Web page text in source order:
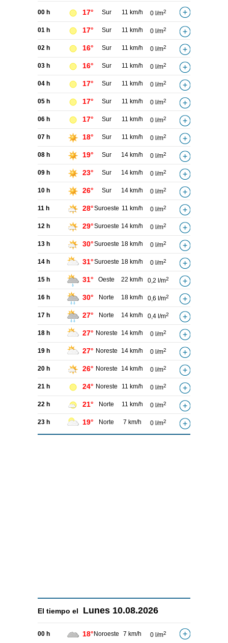
00 h 17° Sur 11 km/h 0 l/m2
01 h 17° Sur 11 km/h 0 l/m2
02 h 16° Sur 11 km/h 0 l/m2
03 h 16° Sur 11 km/h 0 l/m2
04 h 17° Sur 11 km/h 0 l/m2
05 h 17° Sur 11 km/h 0 l/m2
06 h 17° Sur 11 km/h 0 l/m2
07 h 18° Sur 11 km/h 0 l/m2
08 h 19° Sur 14 km/h 0 l/m2
09 h 23° Sur 14 km/h 0 l/m2
10 h 26° Sur 14 km/h 0 l/m2
11 h 28°Suroeste 11 km/h 0 l/m2
12 h 29°Suroeste 14 km/h 0 l/m2
13 h 30°Suroeste 18 km/h 0 l/m2
14 h 31°Suroeste 18 km/h 0 l/m2
15 h 31° Oeste 22 km/h 0,2 l/m2
16 h 30° Norte 18 km/h 0,6 l/m2
17 h 27° Norte 14 km/h 0,4 l/m2
18 h 27° Noreste 14 km/h 0 l/m2
19 h 27° Noreste 14 km/h 0 l/m2
20 h 26° Noreste 14 km/h 0 l/m2
21 h 24° Noreste 11 km/h 0 l/m2
22 h 21° Norte 11 km/h 0 l/m2
23 h 19° Norte 7 km/h 0 l/m2
El tiempo el Lunes 10.08.2026
00 h 18° Noroeste 7 km/h 0 l/m2